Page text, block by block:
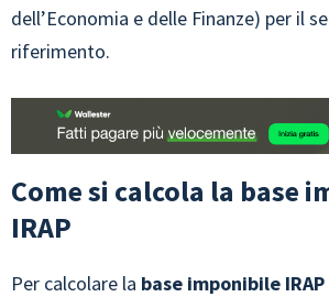
dell’Economia e delle Finanze) per il
riferimento.
Come si calcola la base
IRAP
Per calcolare la base imponibile IRAP